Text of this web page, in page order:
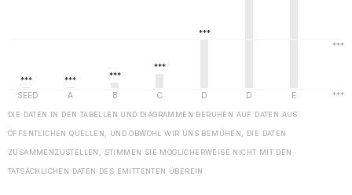
DIE DATEN IN DEN TABELLEN UND DIAGRAMMEN BERUHEN AUF DATEN AUS
ÖFFENTLICHEN QUELLEN, UND OBWOHL WIR UNS BEMÜHEN, DIE DATEN
ZUSAMMENZUSTELLEN, STIMMEN SIE MÖGLICHERWEISE NICHT MIT DEN
TATSÄCHLICHEN DATEN DES EMITTENTEN ÜBEREIN.